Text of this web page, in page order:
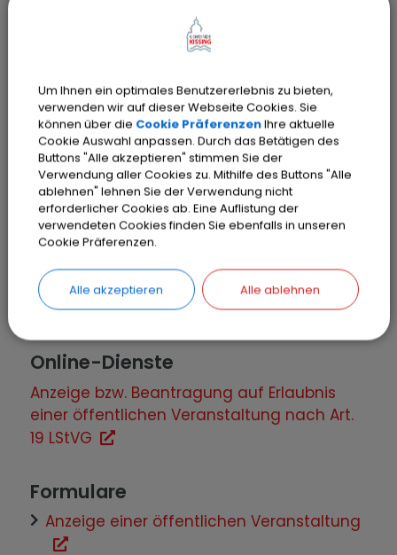
Die Anzeige über öffentliche Vergnügungen
hat neben der Benennung des
und Zeit der Veranstaltung sowie über die
Zahl der zuzulassenden Teilnehmer zu
enthalten.
Gebühren
Der Gebührenrahmen für die Erteilung einer
Erlaubnis für eine motorsportliche
Veranstaltung beträgt 30 bis 1.250 EURO
(Tarif-Nr. 2.II.1/3 des Kostenverzeichnisses);
dazu kommen noch etwaige Auslagen.
Online-Dienste
Anzeige bzw. Beantragung auf Erlaubnis
einer öffentlichen Veranstaltung nach Art.
19 LStVG
Formulare
Anzeige einer öffentlichen Veranstaltung
Um Ihnen ein optimales Benutzererlebnis zu bieten,
verwenden wir auf dieser Webseite Cookies. Sie
können über die Cookie PräferenzenIhre aktuelle
Cookie Auswahl anpassen. Durch das Betätigen des
Buttons "Alle akzeptieren" stimmen Sie der
Verwendung aller Cookies zu. Mithilfe des Buttons "Alle
ablehnen" lehnen Sie der Verwendung nicht
erforderlicher Cookies ab. Eine Auflistung der
verwendeten Cookies finden Sie ebenfalls in unseren
Cookie Präferenzen.
Alle akzeptieren Alle ablehnen